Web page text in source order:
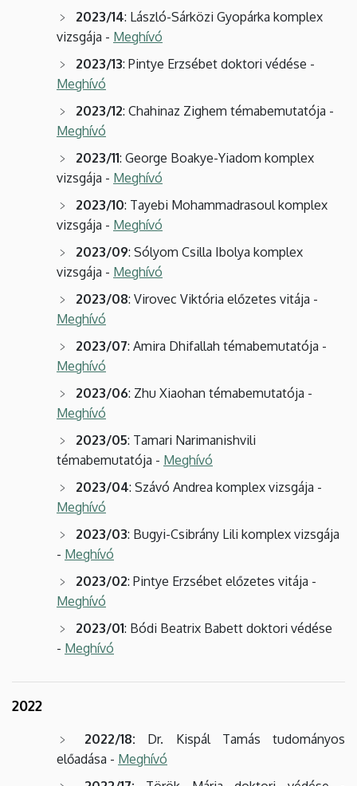
2023/14: László-Sárközi Gyopárka komplex
vizsgája - Meghívó
2023/13: Pintye Erzsébet doktori védése -
Meghívó
2023/12: Chahinaz Zighem témabemutatója -
Meghívó
2023/11: George Boakye-Yiadom komplex
vizsgája - Meghívó
2023/10: Tayebi Mohammadrasoul komplex
vizsgája - Meghívó
2023/09: Sólyom Csilla Ibolya komplex
vizsgája - Meghívó
2023/08: Virovec Viktória előzetes vitája -
Meghívó
2023/07: Amira Dhifallah témabemutatója -
Meghívó
2023/06: Zhu Xiaohan témabemutatója -
Meghívó
2023/05: Tamari Narimanishvili
témabemutatója - Meghívó
2023/04: Szávó Andrea komplex vizsgája -
Meghívó
2023/03: Bugyi-Csibrány Lili komplex vizsgája
- Meghívó
2023/02: Pintye Erzsébet előzetes vitája -
Meghívó
2023/01: Bódi Beatrix Babett doktori védése
- Meghívó
2022
2022/18:
Dr. Kispál Tamás tudományos
előadása - Meghívó